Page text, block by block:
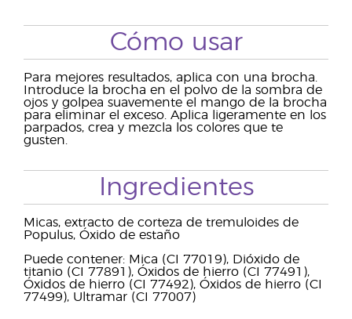
Cómo usar
Para mejores resultados, aplica con una brocha.
Introduce la brocha en el polvo de la sombra de
ojos y golpea suavemente el mango de la brocha
para eliminar el exceso. Aplica ligeramente en los
parpados, crea y mezcla los colores que te
gusten.
Ingredientes
Micas, extracto de corteza de tremuloides de
Populus, Óxido de estaño
Puede contener: Mica (CI 77019), Dióxido de
titanio (CI 77891), Óxidos de hierro (CI 77491),
Óxidos de hierro (CI 77492), Óxidos de hierro (CI
77499), Ultramar (CI 77007)